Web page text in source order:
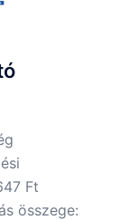
Ft
összege: